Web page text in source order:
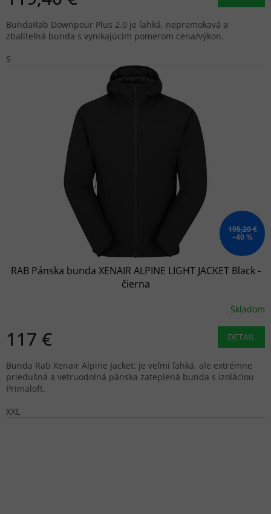
BundaRab Downpour Plus 2.0 je ľahká, nepremokavá a
zbaliteľná bunda s vynikajúcim pomerom cena/výkon.
S
195,20 €
–40 %
RAB Pánska bunda XENAIR ALPINE LIGHT JACKET Black -
čierna
Skladom
117 € DETAIL
Bunda Rab Xenair Alpine Jacket: je veľmi ľahká, ale extrémne
priedušná a vetruodolná pánska zateplená bunda s izoláciou
Primaloft.
XXL